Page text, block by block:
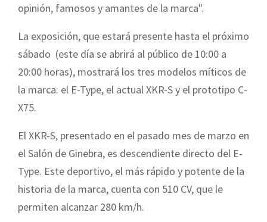
opinión, famosos y amantes de la marca".
La exposición, que estará presente hasta el próximo
sábado (este día se abrirá al público de 10:00 a
20:00 horas), mostrará los tres modelos míticos de
la marca: el E-Type, el actual XKR-S y el prototipo C-
X75.
El XKR-S, presentado en el pasado mes de marzo en
el Salón de Ginebra, es descendiente directo del E-
Type. Este deportivo, el más rápido y potente de la
historia de la marca, cuenta con 510 CV, que le
permiten alcanzar 280 km/h.